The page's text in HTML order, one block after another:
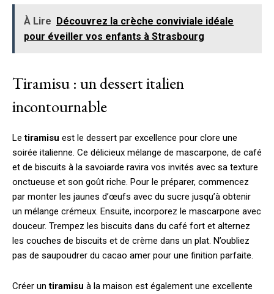
À Lire
Découvrez la crèche conviviale idéale
pour éveiller vos enfants à Strasbourg
Tiramisu : un dessert italien
incontournable
Letiramisu est le dessert par excellence pour clore une
soirée italienne. Ce délicieux mélange de mascarpone, de café
et de biscuits à la savoiarde ravira vos invités avec sa texture
onctueuse et son goût riche. Pour le préparer, commencez
par monter les jaunes d’œufs avec du sucre jusqu’à obtenir
un mélange crémeux. Ensuite, incorporez le mascarpone avec
douceur. Trempez les biscuits dans du café fort et alternez
les couches de biscuits et de crème dans un plat. N’oubliez
pas de saupoudrer du cacao amer pour une finition parfaite.
Créer untiramisu à la maison est également une excellente